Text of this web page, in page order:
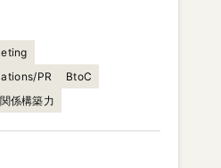
PR
BtoC
関係構築力